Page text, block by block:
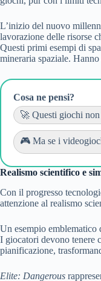
L’inizio del nuovo
lavorazione delle risorse
Questi primi esempi di
mineraria spaziale.
Cosa ne pensi?
🚀 Questi giochi non
🎮 Ma se i
Realismo scientifico e
Con il progresso
attenzione al realismo
Un esempio emblematico
I giocatori devono tenere
pianificazione,
Elite: Dangerous